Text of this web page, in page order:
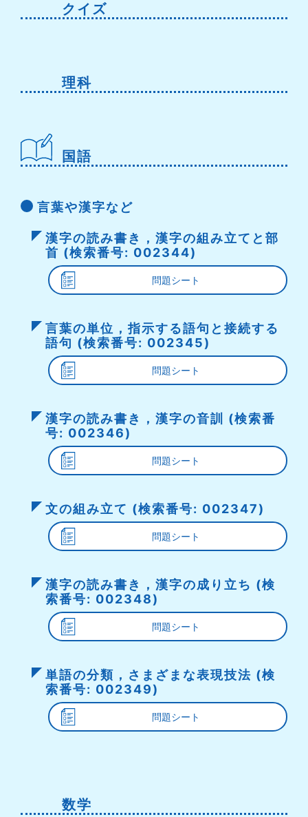
クイズ
理科
国語
言葉や漢字など
漢字の読み書き，漢字の組み立てと部
首 (検索番号: 002344)
問題シート
言葉の単位，指示する語句と接続する
語句 (検索番号: 002345)
問題シート
漢字の読み書き，漢字の音訓 (検索番
号: 002346)
問題シート
文の組み立て (検索番号: 002347)
問題シート
漢字の読み書き，漢字の成り立ち (検
索番号: 002348)
問題シート
単語の分類，さまざまな表現技法 (検
索番号: 002349)
問題シート
数学